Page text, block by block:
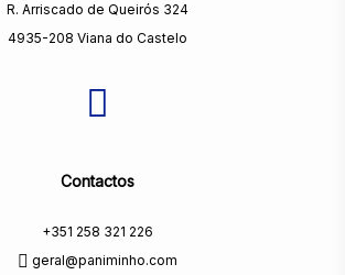
R. Arriscado de Queirós 324
4935-208 Viana do Castelo
Contactos
+351 258 321 226
geral@paniminho.com